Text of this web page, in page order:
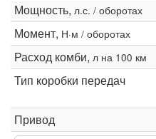
Мощность, л.с. / оборотах
Момент, Н·м / оборотах
Расход комби, л на 100 км
Тип коробки передач
Привод